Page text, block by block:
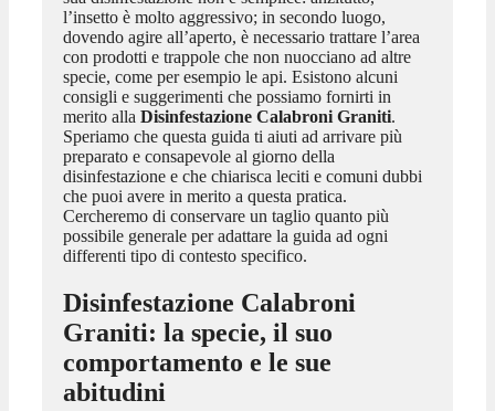
l’insetto è molto aggressivo; in secondo luogo,
dovendo agire all’aperto, è necessario trattare l’area
con prodotti e trappole che non nuocciano ad altre
specie, come per esempio le api. Esistono alcuni
consigli e suggerimenti che possiamo fornirti in
merito alla Disinfestazione Calabroni Graniti.
Speriamo che questa guida ti aiuti ad arrivare più
preparato e consapevole al giorno della
disinfestazione e che chiarisca leciti e comuni dubbi
che puoi avere in merito a questa pratica.
Cercheremo di conservare un taglio quanto più
possibile generale per adattare la guida ad ogni
differenti tipo di contesto specifico.
Disinfestazione Calabroni
Graniti: la specie, il suo
comportamento e le sue
abitudini